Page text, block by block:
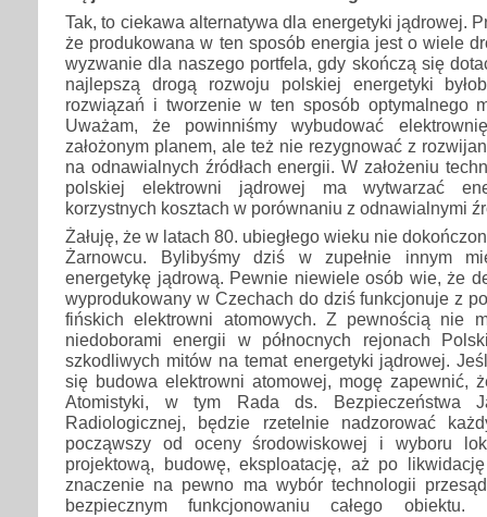
Tak, to ciekawa alternatywa dla energetyki jądrowej.
że produkowana w ten sposób energia jest o wiele
wyzwanie dla naszego portfela, gdy skończą się
najlepszą drogą rozwoju polskiej energetyki
rozwiązań i tworzenie w ten sposób optymalnego
Uważam, że powinniśmy wybudować
założonym planem, ale też nie rezygnować z
na odnawialnych źródłach energii. W założeniu
polskiej elektrowni jądrowej ma wytwarzać
korzystnych kosztach w porównaniu z odnawialnymi
Żałuję, że w latach 80. ubiegłego wieku nie
Żarnowcu. Bylibyśmy dziś w zupełnie innym
energetykę jądrową. Pewnie niewiele osób wie, że
wyprodukowany w Czechach do dziś funkcjonuje z
fińskich elektrowni atomowych. Z pewnością nie
niedoborami energii w północnych rejonach
szkodliwych mitów na temat energetyki jądrowej.
się budowa elektrowni atomowej, mogę zapewnić,
Atomistyki, w tym Rada ds. Bezpieczeństwa
Radiologicznej, będzie rzetelnie nadzorować
począwszy od oceny środowiskowej i wyboru
projektową, budowę, eksploatację, aż po
znaczenie na pewno ma wybór technologii
bezpiecznym funkcjonowaniu całego